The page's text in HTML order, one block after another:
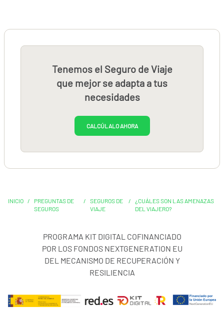
Tenemos el Seguro de Viaje
que mejor se adapta a tus
necesidades
CALCÚLALO AHORA
INICIO /
PREGUNTAS DE
SEGUROS
/
SEGUROS DE
VIAJE
/
¿CUÁLES SON LAS AMENAZAS
DEL VIAJERO?
PROGRAMA KIT DIGITAL COFINANCIADO
POR LOS FONDOS NEXTGENERATION EU
DEL MECANISMO DE RECUPERACIÓN Y
RESILIENCIA